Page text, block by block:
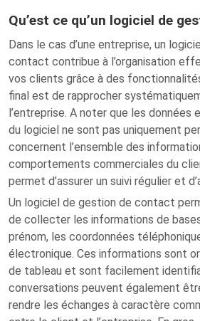
Qu’est ce qu’un logiciel de
Dans le cas d’une entreprise, un
contact contribue à l’organisation
vos clients grâce à des
final est de rapprocher
l’entreprise. A noter que les données
du logiciel ne sont pas uniquement
concernent l’ensemble des
comportements commerciales du
permet d’assurer un suivi régulier et
Un logiciel de gestion de contact
de collecter les informations de
prénom, les coordonnées
électronique. Ces informations sont
de tableau et sont facilement
conversations peuvent également
rendre les échanges à caractère